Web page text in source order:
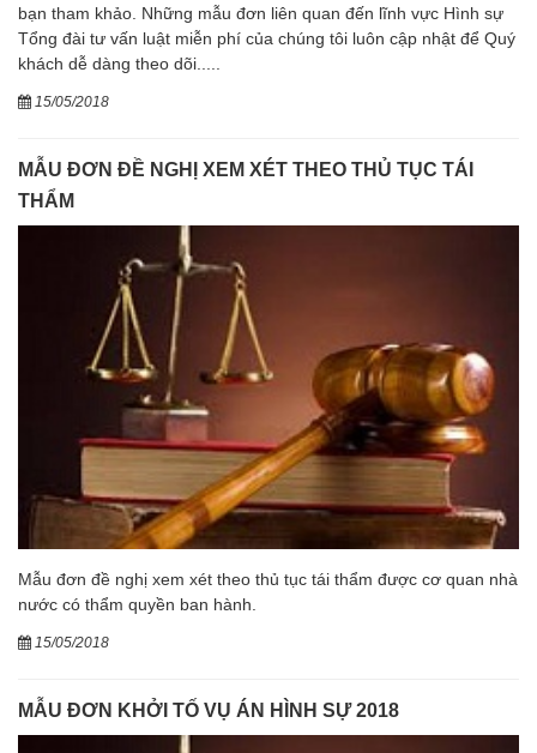
bạn tham khảo. Những mẫu đơn liên quan đến lĩnh vực Hình sự
Tổng đài tư vấn luật miễn phí của chúng tôi luôn cập nhật để Quý
khách dễ dàng theo dõi.....
15/05/2018
MẪU ĐƠN ĐỀ NGHỊ XEM XÉT THEO THỦ TỤC TÁI
THẨM
Mẫu đơn đề nghị xem xét theo thủ tục tái thẩm được cơ quan nhà
nước có thẩm quyền ban hành.
15/05/2018
MẪU ĐƠN KHỞI TỐ VỤ ÁN HÌNH SỰ 2018